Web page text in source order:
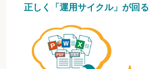
正しく「運用サイクル」が回る